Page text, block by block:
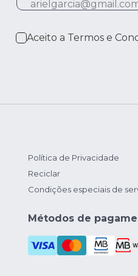
Aceito a Termos e
Política de Privacidade
Reciclar
Condições especiais de
Métodos de